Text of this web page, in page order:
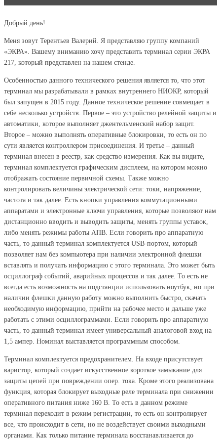
Добрый день!
Меня зовут Терентьев Валерий. Я представляю группу компаний
«ЭКРА». Вашему вниманию хочу представить терминал серии ЭКРА
217, который представлен на нашем стенде.
Особенностью данного технического решения является то, что этот
терминал мы разрабатывали в рамках внутреннего НИОКР, который
был запущен в 2015 году. Данное техническое решение совмещает в
себе несколько устройств. Первое – это устройство релейной защиты и
автоматики, которое выполняет джентельменский набор защит.
Второе – можно выполнять оперативные блокировки, то есть он по
сути является контроллером присоединения. И третье – данный
терминал внесен в реестр, как средство измерения. Как вы видите,
терминал комплектуется графическим дисплеем, на котором можно
отображать состояние первичной схемы. Также можно
контролировать величины электрической сети: токи, напряжение,
частота и так далее. Есть кнопки управления коммутационными
аппаратами и электронные ключи управления, которые позволяют нам
дистанционно вводить и выводить защиты, менять группы уставок,
либо менять режимы работы АПВ. Если говорить про аппаратную
часть, то данный терминал комплектуется USB-портом, который
позволяет нам без компьютера при наличии электронной флешки
вставлять и получать информацию с этого терминала. Это может быть
осциллограф событий, аварийных процессов и так далее. То есть не
всегда есть возможность на подстанции использовать ноутбук, но при
наличии флешки данную работу можно выполнить быстро, скачать
необходимую информацию, прийти на рабочее место и дальше уже
работать с этими осциллограммами. Если говорить про аппаратную
часть, то данный терминал имеет универсальный аналоговой вход на
1,5 ампер. Номинал выставляется программным способом.
Терминал комплектуется предохранителем. На входе присутствует
варистор, который создает искусственное короткое замыкание для
защиты цепей при повреждении опер. тока. Кроме этого реализована
функция, которая блокирует выходные реле терминала при снижении
оперативного питания ниже 160 В. То есть в данном режиме
терминал переходит в режим регистрации, то есть он контролирует
все, что происходит в сети, но не воздействует своими выходными
органами. Как только питание терминала восстанавливается до